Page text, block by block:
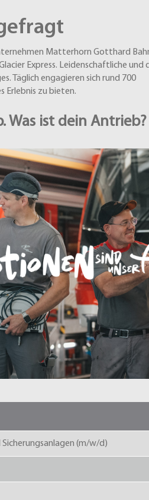
Matterhorn Gotthard
Express. Leidenschaftliche und
Täglich engagieren sich rund 700
Erlebnis zu bieten.
Was ist dein Antrieb?
(m/w/d)